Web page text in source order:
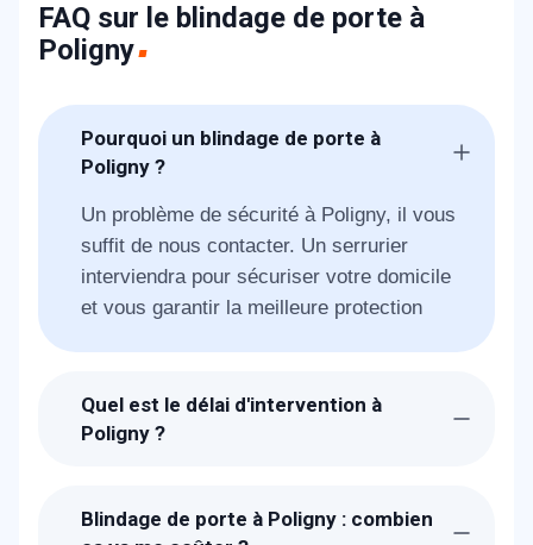
FAQ sur le blindage de porte à
Poligny
Pourquoi un blindage de porte à
Poligny ?
Un problème de sécurité à Poligny, il vous
suffit de nous contacter. Un serrurier
interviendra pour sécuriser votre domicile
et vous garantir la meilleure protection
Quel est le délai d'intervention à
Poligny ?
Poligny dans l'heure pour vous proposer
Blindage de porte à Poligny : combien